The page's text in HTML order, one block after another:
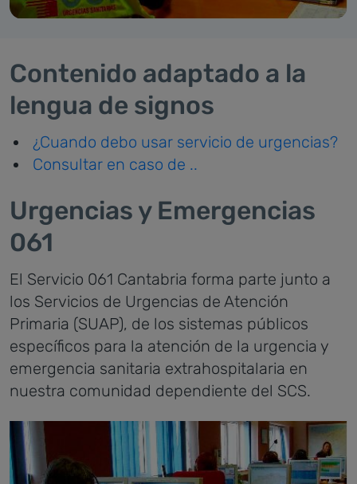
Contenido adaptado a la
lengua de signos
¿Cuando debo usar servicio de urgencias?
Consultar en caso de ..
Urgencias y Emergencias
061
El Servicio 061 Cantabria forma parte junto a
los Servicios de Urgencias de Atención
Primaria (SUAP), de los sistemas públicos
específicos para la atención de la urgencia y
emergencia sanitaria extrahospitalaria en
nuestra comunidad dependiente del SCS.